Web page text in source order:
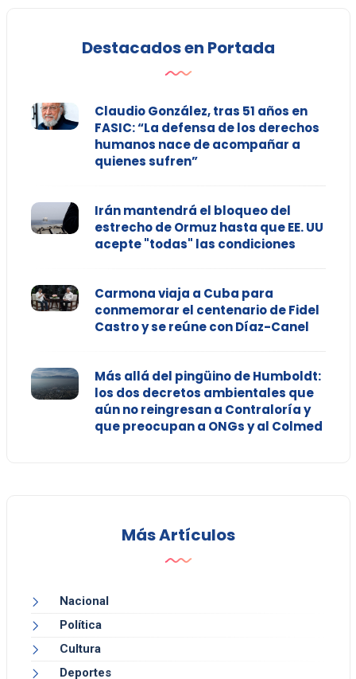
Destacados en Portada
Claudio González, tras 51 años en
FASIC: “La defensa de los derechos
humanos nace de acompañar a
quienes sufren”
Irán mantendrá el bloqueo del
estrecho de Ormuz hasta que EE. UU
acepte "todas" las condiciones
Carmona viaja a Cuba para
conmemorar el centenario de Fidel
Castro y se reúne con Díaz-Canel
Más allá del pingüino de Humboldt:
los dos decretos ambientales que
aún no reingresan a Contraloría y
que preocupan a ONGs y al Colmed
Más Artículos
Nacional
Política
Cultura
Deportes